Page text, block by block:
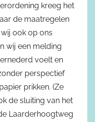
kreeg het
de maatregelen
ook op ons
wij een melding
voelt en
perspectief
prikken. (Ze
de sluiting van het
Laarderhoogtweg